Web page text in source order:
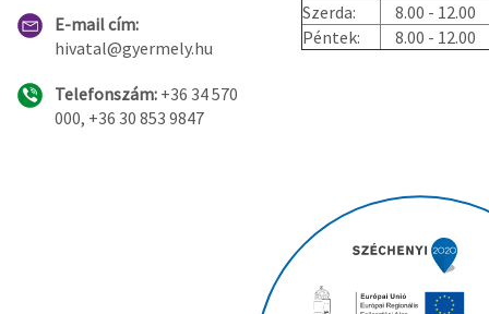
E-mail cím:
hivatal@gyermely.hu
Telefonszám: +36 34 570
000, +36 30 853 9847
Szerda:
8.00 - 12.00
Péntek:
8.00 - 12.00